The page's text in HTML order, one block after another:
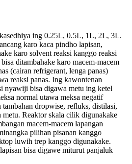
ing 0.25L, 0.5L, 1L, 2L, 3L.
karo kaca pindho lapisan,
karo solvent reaksi kanggo reaksi
ditambahake karo macem-macem
(cairan refrigerant, lenga panas)
reaksi panas. Ing kawontenan
nyawiji bisa digawa metu ing ketel
normal utawa meksa negatif
dropwise, refluks, distilasi,
metu. Reaktor skala cilik digunakake
macem-macem lapangan
pilihan pisanan kanggo
luwih trep kanggo digunakake.
bisa digawe miturut panjaluk